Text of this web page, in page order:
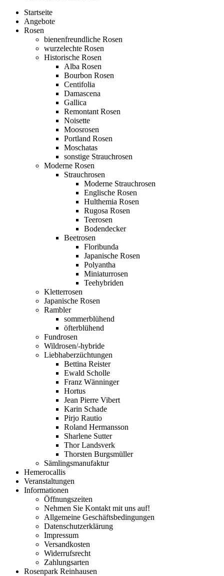
Startseite
Angebote
Rosen
bienenfreundliche Rosen
wurzelechte Rosen
Historische Rosen
Alba Rosen
Bourbon Rosen
Centifolia
Damascena
Gallica
Remontant Rosen
Noisette
Moosrosen
Portland Rosen
Moschatas
sonstige Strauchrosen
Moderne Rosen
Strauchrosen
Moderne Strauchrosen
Englische Rosen
Hulthemia Rosen
Rugosa Rosen
Teerosen
Bodendecker
Beetrosen
Floribunda
Japanische Rosen
Polyantha
Miniaturrosen
Teehybriden
Kletterrosen
Japanische Rosen
Rambler
sommerblühend
öfterblühend
Fundrosen
Wildrosen/-hybride
Liebhaberzüchtungen
Bettina Reister
Ewald Scholle
Franz Wänninger
Hortus
Jean Pierre Vibert
Karin Schade
Pirjo Rautio
Roland Hermansson
Sharlene Sutter
Thor Landsverk
Thorsten Burgsmüller
Sämlingsmanufaktur
Hemerocallis
Veranstaltungen
Informationen
Öffnungszeiten
Nehmen Sie Kontakt mit uns auf!
Allgemeine Geschäftsbedingungen
Datenschutzerklärung
Impressum
Versandkosten
Widerrufsrecht
Zahlungsarten
Rosenpark Reinhausen